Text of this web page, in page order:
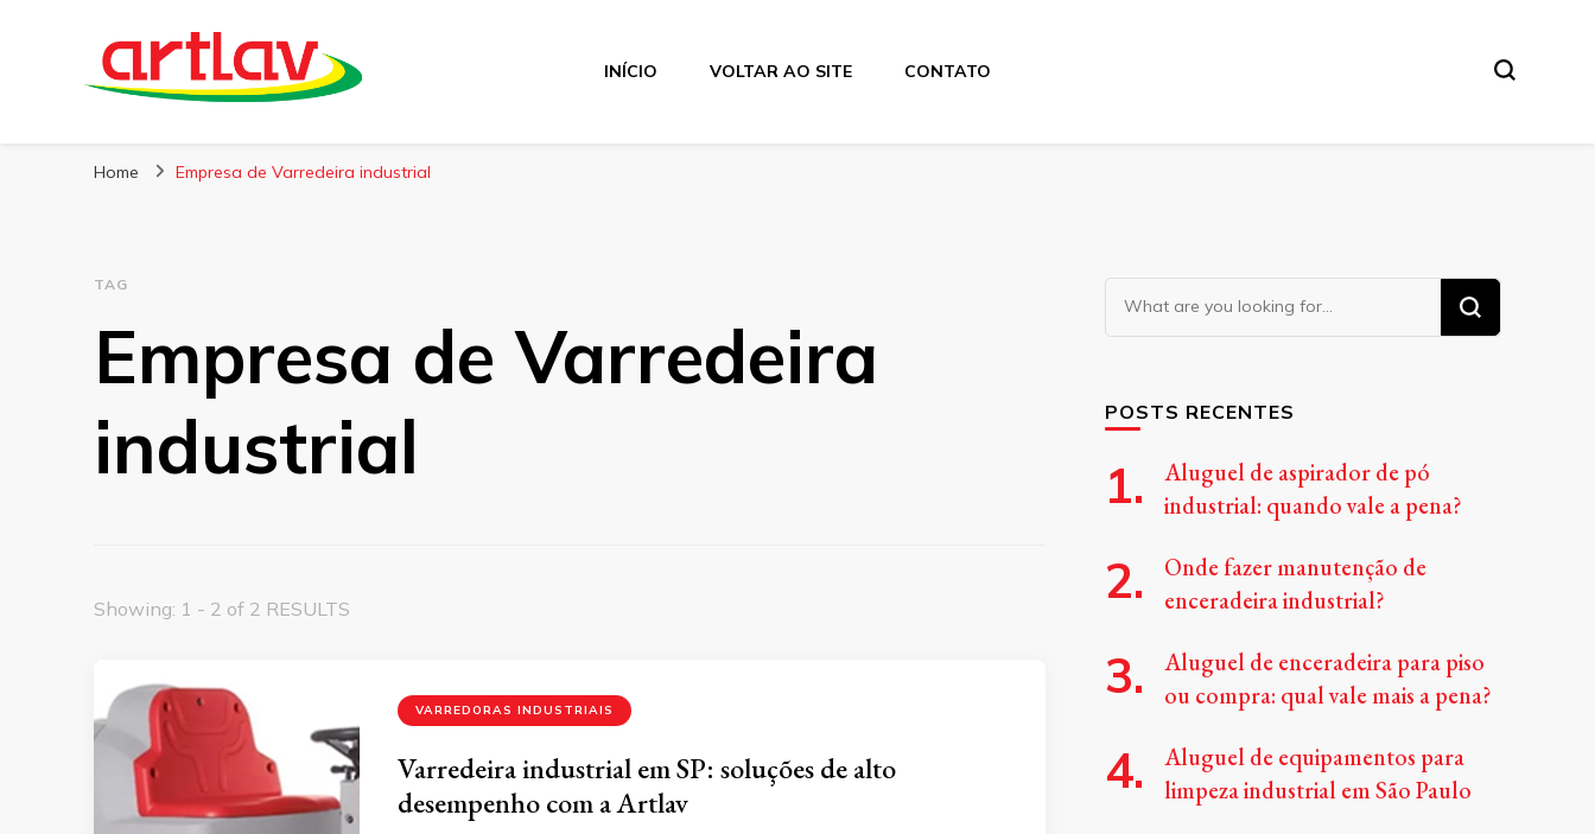
Blog
INÍCIO VOLTAR AO SITE CONTATO
Home Empresa de Varredeira industrial
TAG
Empresa de Varredeira
industrial
Showing: 1 - 2 of 2 RESULTS
VARREDORAS INDUSTRIAIS
Varredeira industrial em SP: soluções de alto
desempenho com a Artlav
Looking
for
POSTS RECENTES
Aluguel de aspirador de pó
industrial: quando vale a pena?
Onde fazer manutenção de
enceradeira industrial?
Aluguel de enceradeira para piso
ou compra: qual vale mais a pena?
Aluguel de equipamentos para
limpeza industrial em São Paulo